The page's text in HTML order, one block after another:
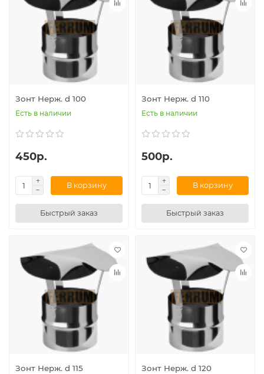
Зонт Нерж. d 100
Есть в наличии
450р.
В корзину
Быстрый заказ
Зонт Нерж. d 110
Есть в наличии
500р.
В корзину
Быстрый заказ
Зонт Нерж. d 115 Зонт Нерж. d 120